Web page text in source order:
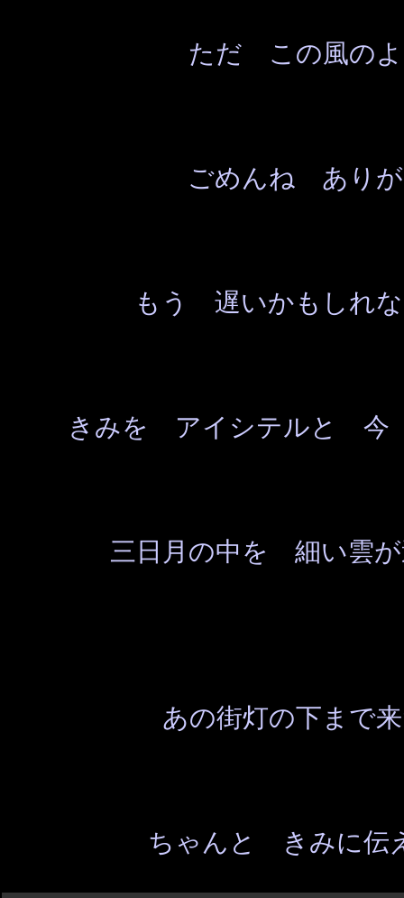
ただ この風の
ごめんね あり
もう 遅いかもしれ
きみを アイシテルと 今
三日月の中を 細い雲
あの街灯の下まで
ちゃんと きみに伝